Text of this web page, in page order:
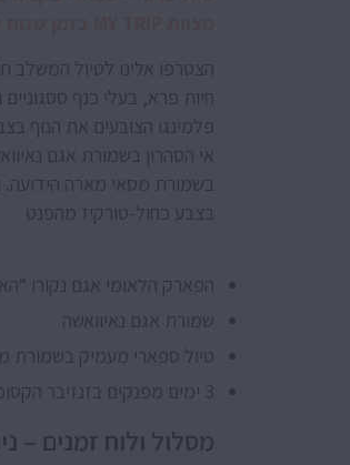
הצטרפו אלינו לטיול המשלב
חיות פרא, בעלי כנף
פלמינגו הצובעים את הנוף
אי הסהרון בשמורת אגם
בשמורת מסאי מארה הידועה.
בצבע כחול-טורקיז מהפנט
הפארק הלאומי אגם נקורו
שמורת אגם נאיוואשה
טיול ספארי מעמיק בשמורת
3 ימים מפנקים בזנזיבר הקסומה
מסלול ולוח זמנים –